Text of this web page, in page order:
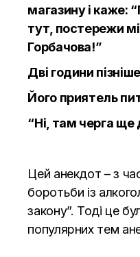
магазину і каже:
тут, постережи
Горбачова!”
Дві години
Його приятель
“Ні, там черга ще
Цей анекдот – з
боротьби із
закону”. Тоді це
популярних тем